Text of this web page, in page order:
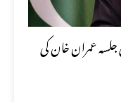
عمران خان کی